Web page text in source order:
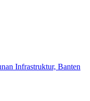
Infrastruktur, Banten